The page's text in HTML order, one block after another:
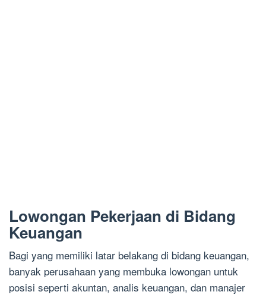
Lowongan Pekerjaan di Bidang
Keuangan
Bagi yang memiliki latar belakang di bidang keuangan,
banyak perusahaan yang membuka lowongan untuk
posisi seperti akuntan, analis keuangan, dan manajer